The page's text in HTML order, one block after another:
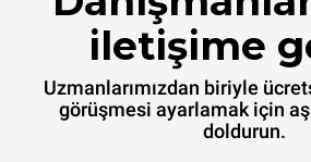
iletişime
Uzmanlarımızdan biriyle
görüşmesi ayarlamak için
doldurun.